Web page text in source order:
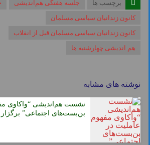
برچسب ها جلسه هفتگی هم‌اندیشی
کانون زندانیان سیاسی مسلمان
کانون زندانیان سیاسی مسلمان قبل از انقلاب
هم اندیشی چهارشنبه ها
نوشته های مشابه
نشست هم‌اندیشی “واکاوی
بن‌بست‌های اجتماعی”